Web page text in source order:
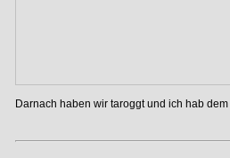
Darnach haben wir taroggt und ich hab